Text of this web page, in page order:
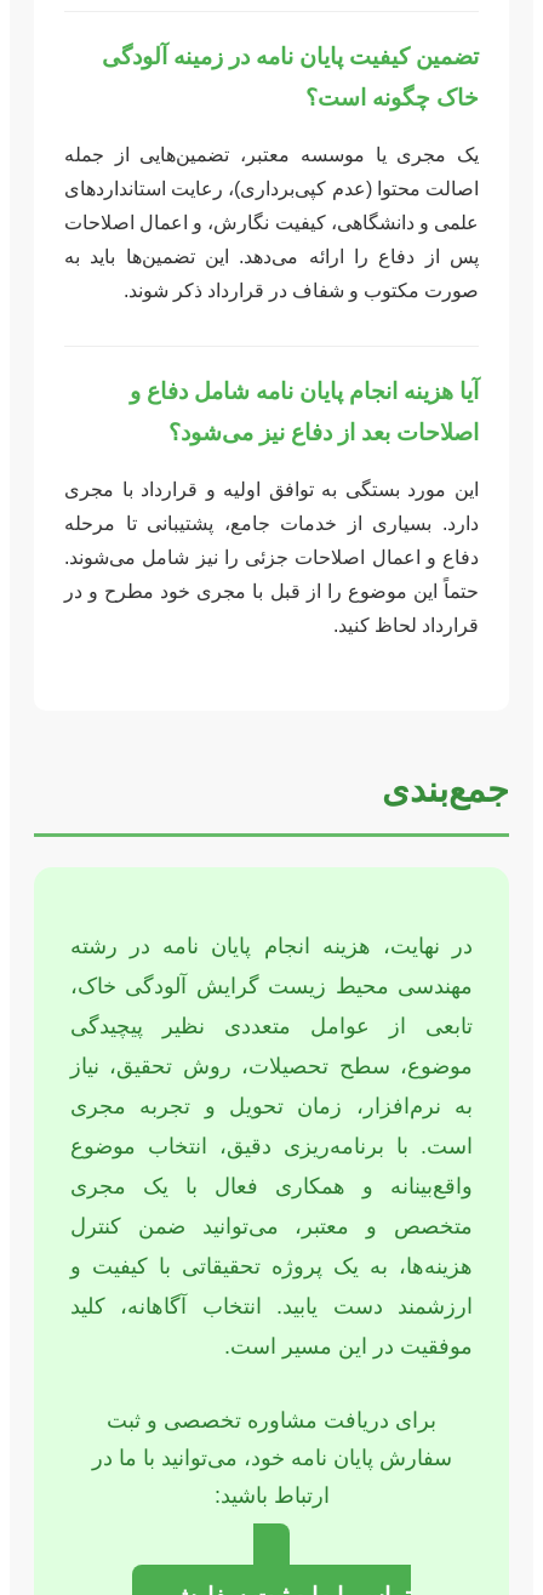
تضمین کیفیت پایان نامه در زمینه آلودگی
خاک چگونه است؟
یک مجری یا موسسه معتبر، تضمین‌هایی از جمله
اصالت محتوا (عدم کپی‌برداری)، رعایت استانداردهای
علمی و دانشگاهی، کیفیت نگارش، و اعمال اصلاحات
پس از دفاع را ارائه می‌دهد. این تضمین‌ها باید به
صورت مکتوب و شفاف در قرارداد ذکر شوند.
آیا هزینه انجام پایان نامه شامل دفاع و
اصلاحات بعد از دفاع نیز می‌شود؟
این مورد بستگی به توافق اولیه و قرارداد با مجری
دارد. بسیاری از خدمات جامع، پشتیبانی تا مرحله
دفاع و اعمال اصلاحات جزئی را نیز شامل می‌شوند.
حتماً این موضوع را از قبل با مجری خود مطرح و در
قرارداد لحاظ کنید.
جمع‌بندی
در نهایت، هزینه انجام پایان نامه در رشته
مهندسی محیط زیست گرایش آلودگی خاک،
تابعی از عوامل متعددی نظیر پیچیدگی
موضوع، سطح تحصیلات، روش تحقیق، نیاز
به نرم‌افزار، زمان تحویل و تجربه مجری
است. با برنامه‌ریزی دقیق، انتخاب موضوع
واقع‌بینانه و همکاری فعال با یک مجری
متخصص و معتبر، می‌توانید ضمن کنترل
هزینه‌ها، به یک پروژه تحقیقاتی با کیفیت و
ارزشمند دست یابید. انتخاب آگاهانه، کلید
موفقیت در این مسیر است.
برای دریافت مشاوره تخصصی و ثبت
سفارش پایان نامه خود، می‌توانید با ما در
ارتباط باشید: